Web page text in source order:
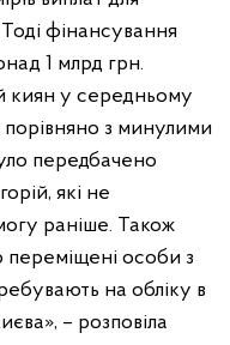
фінансування
1 млрд грн.
киян у середньому
порівняно з минулими
передбачено
які не
раніше. Також
переміщені особи з
на обліку в
– розповіла